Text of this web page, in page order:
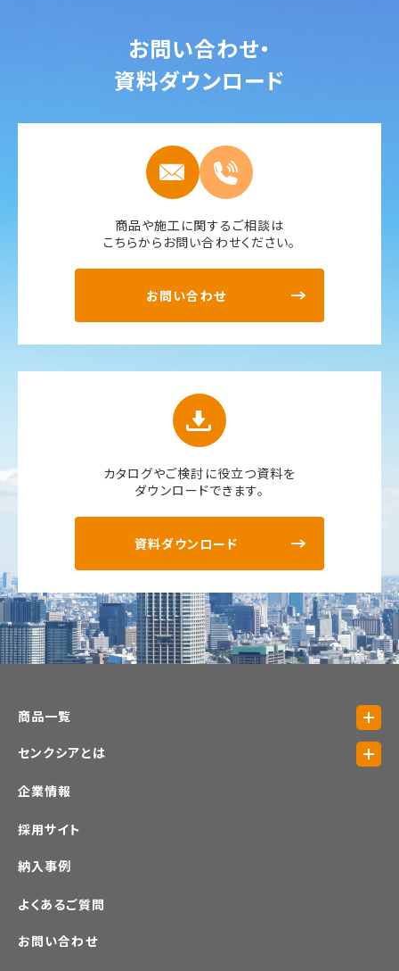
お問い合わせ・
資料ダウンロード
商品や施工に関するご相談は
こちらからお問い合わせください。
お問い合わせ
カタログやご検討に役立つ資料を
ダウンロードできます。
資料ダウンロード
商品一覧
センクシアとは
企業情報
採用サイト
納入事例
よくあるご質問
お問い合わせ